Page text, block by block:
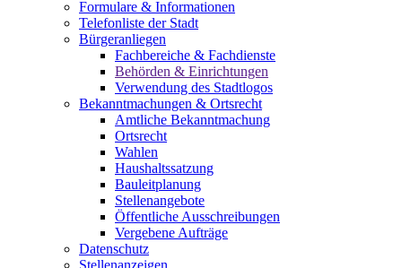
Formulare & Informationen
Telefonliste der Stadt
Bürgeranliegen
Fachbereiche & Fachdienste
Behörden & Einrichtungen
Verwendung des Stadtlogos
Bekanntmachungen & Ortsrecht
Amtliche Bekanntmachung
Ortsrecht
Wahlen
Haushaltssatzung
Bauleitplanung
Stellenangebote
Öffentliche Ausschreibungen
Vergebene Aufträge
Datenschutz
Stellenanzeigen